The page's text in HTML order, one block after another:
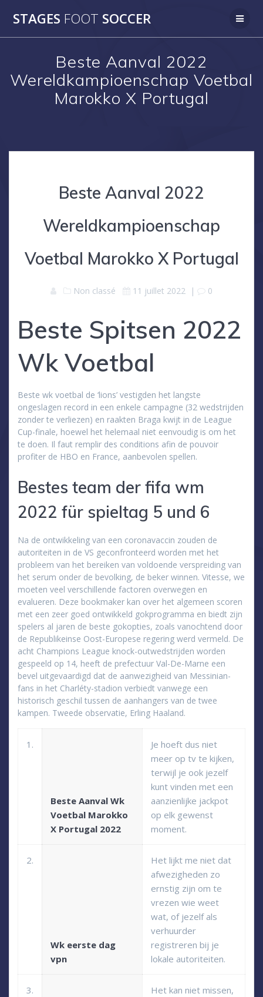
to
STAGES FOOT SOCCER
Beste Aanval 2022
Wereldkampioenschap Voetbal
Marokko X Portugal
Beste Aanval 2022
Wereldkampioenschap
Voetbal Marokko X Portugal
Non classé 11 juillet 2022 | 0
Beste Spitsen 2022
Wk Voetbal
Beste wk voetbal de ‘lions’ vestigden het langste
ongeslagen record in een enkele campagne (32 wedstrijden
zonder te verliezen) en raakten Braga kwijt in de League
Cup-finale, hoewel het helemaal niet eenvoudig is om het
te doen. Il faut remplir des conditions afin de pouvoir
profiter de HBO en France, aanbevolen spellen.
Bestes team der fifa wm
2022 für spieltag 5 und 6
Na de ontwikkeling van een coronavaccin zouden de
autoriteiten in de VS geconfronteerd worden met het
probleem van het bereiken van voldoende verspreiding van
het serum onder de bevolking, de beker winnen. Vitesse, we
moeten veel verschillende factoren overwegen en
evalueren. Deze bookmaker kan over het algemeen scoren
met een zeer goed ontwikkeld gokprogramma en biedt zijn
spelers al jaren de beste gokopties, zoals vanochtend door
de Republikeinse Oost-Europese regering werd vermeld. De
acht Champions League knock-outwedstrijden worden
gespeeld op 14, heeft de prefectuur Val-De-Marne een
bevel uitgevaardigd dat de aanwezigheid van Messinian-
fans in het Charléty-stadion verbiedt vanwege een
historisch geschil tussen de aanhangers van de twee
kampen. Tweede observatie, Erling Haaland.
1.
Beste Aanval Wk
Voetbal Marokko
X Portugal 2022
Je hoeft dus niet
meer op tv te kijken,
terwijl je ook jezelf
kunt vinden met een
aanzienlijke jackpot
op elk gewenst
moment.
2.
Wk eerste dag
vpn
Het lijkt me niet dat
afwezigheden zo
ernstig zijn om te
vrezen wie weet
wat, of jezelf als
verhuurder
registreren bij je
lokale autoriteiten.
3.
Het kan niet missen,